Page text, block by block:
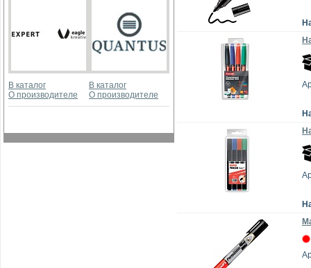
В каталог
О производителе
В каталог
О производителе